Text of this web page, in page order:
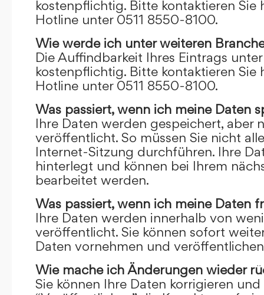
kostenpflichtig. Bitte kontaktieren Sie
Hotline unter 0511 8550-8100.
Wie werde ich unter weiteren
Die Auffindbarkeit Ihres Eintrags
kostenpflichtig. Bitte kontaktieren Sie
Hotline unter 0511 8550-8100.
Was passiert, wenn ich meine Daten
Ihre Daten werden gespeichert, aber
veröffentlicht. So müssen Sie nicht
Internet-Sitzung durchführen. Ihre
hinterlegt und können bei Ihrem
bearbeitet werden.
Was passiert, wenn ich meine Daten
Ihre Daten werden innerhalb von
veröffentlicht. Sie können sofort
Daten vornehmen und
Wie mache ich Änderungen wieder
Sie können Ihre Daten korrigieren